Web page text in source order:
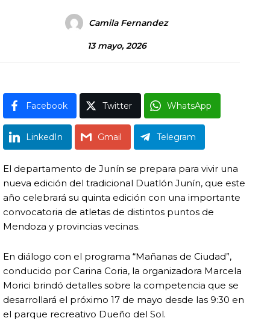
Camila Fernandez
13 mayo, 2026
Facebook Twitter WhatsApp
LinkedIn Gmail Telegram
El departamento de Junín se prepara para vivir una
nueva edición del tradicional Duatlón Junín, que este
año celebrará su quinta edición con una importante
convocatoria de atletas de distintos puntos de
Mendoza y provincias vecinas.
En diálogo con el programa “Mañanas de Ciudad”,
conducido por Carina Coria, la organizadora Marcela
Morici brindó detalles sobre la competencia que se
desarrollará el próximo 17 de mayo desde las 9:30 en
el parque recreativo Dueño del Sol.